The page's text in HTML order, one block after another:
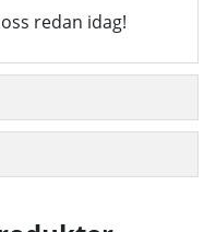
redan idag!